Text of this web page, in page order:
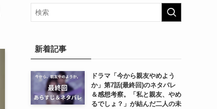
新着記事
ドラマ「今から親友やめよう
か」第7話(最終回)のネタバレ
＆感想考察。「私と親友、やめ
るでしょ？」が結んだ二人の未